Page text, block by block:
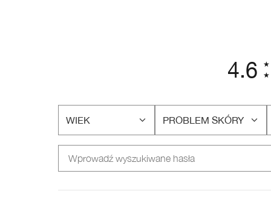
4.6
WIEK
FILTRUJ
WIEK
PROBLEM SKÓRY
FILTRUJ
PROBLEM